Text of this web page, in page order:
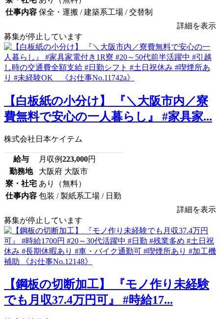
仕事内容 保全・運搬 / 建築系工場 / 交替制
詳細を表示
募集が停止しています
【白板紙の小分け】 『＼大阪市内／寮
費無料で安心の一人暮らし』 #家具家...
株式会社日本ケイテム
給与 月収例223,000円
勤務地
大阪府 大阪市
寮・社宅 あり（無料）
仕事内容 包装 / 製紙系工場 / 日勤
詳細を表示
募集が停止しています
【鋼板の切断加工】 『モノ作り未経験
でも月収37.4万円可』 #時給17...